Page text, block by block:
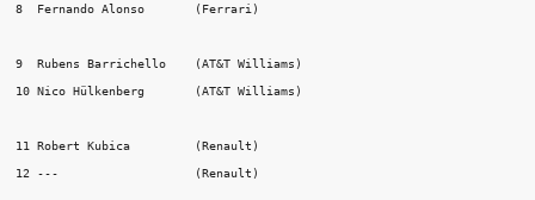
8  Fernando Alonso       (Ferrari)
9  Rubens Barrichello    (AT&T Williams)
10 Nico Hülkenberg       (AT&T Williams)
11 Robert Kubica         (Renault)
12 ---                   (Renault)